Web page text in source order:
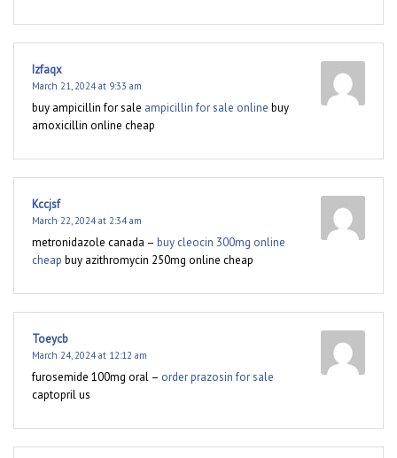
Izfaqx
March 21, 2024 at 9:33 am
buy ampicillin for sale ampicillin for sale online buy
amoxicillin online cheap
Kccjsf
March 22, 2024 at 2:34 am
metronidazole canada – buy cleocin 300mg online
cheap buy azithromycin 250mg online cheap
Toeycb
March 24, 2024 at 12:12 am
furosemide 100mg oral – order prazosin for sale
captopril us